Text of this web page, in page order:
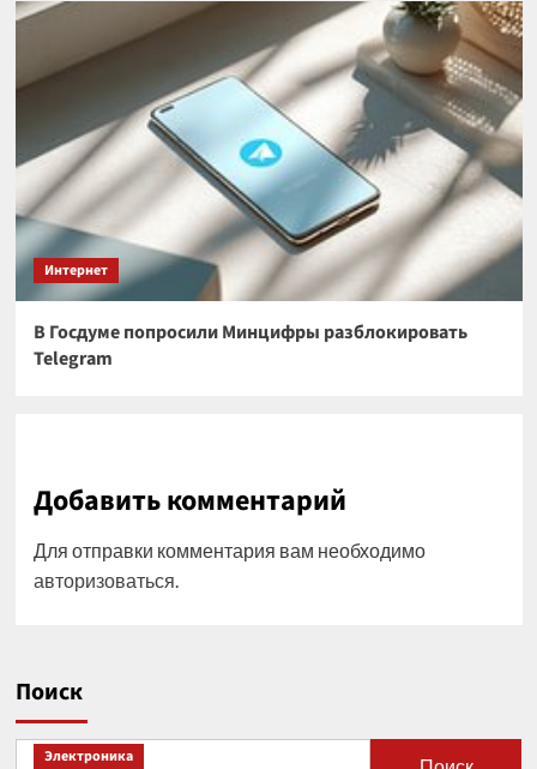
Интернет
В Госдуме попросили Минцифры разблокировать
Telegram
Добавить комментарий
Для отправки комментария вам необходимо
авторизоваться.
Поиск
Электроника